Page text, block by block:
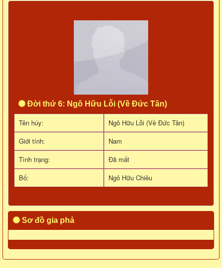
Đời thứ 6: Ngô Hữu Lỗi (Về Đức Tân)
Tên húy:
Ngô Hữu Lỗi (Về Đức Tân)
Giới tính:
Nam
Tình trạng:
Đã mất
Bố:
Ngô Hữu Chiêu
Sơ đồ gia phả